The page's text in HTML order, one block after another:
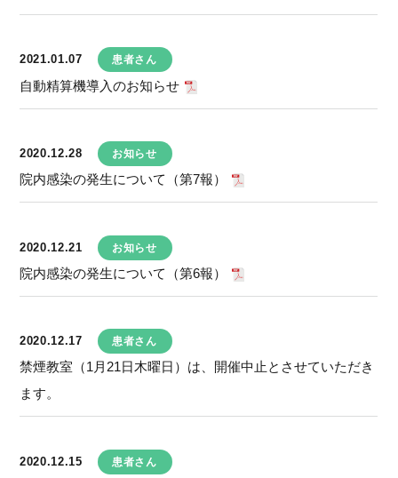
2021.01.07 患者さん
自動精算機導入のお知らせ
2020.12.28 お知らせ
院内感染の発生について（第7報）
2020.12.21 お知らせ
院内感染の発生について（第6報）
2020.12.17 患者さん
禁煙教室（1月21日木曜日）は、開催中止とさせていただき
ます。
2020.12.15 患者さん